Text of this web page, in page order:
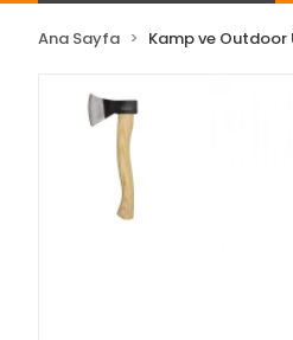
Ana Sayfa Kamp ve Outdoor